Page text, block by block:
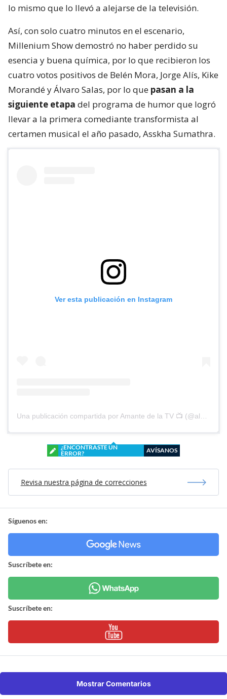
lo mismo que lo llevó a alejarse de la televisión.
Así, con solo cuatro minutos en el escenario,
Millenium Show demostró no haber perdido su
esencia y buena química, por lo que recibieron los
cuatro votos positivos de Belén Mora, Jorge Alís, Kike
Morandé y Álvaro Salas, por lo que pasan a la
siguiente etapa del programa de humor que logró
llevar a la primera comediante transformista al
certamen musical el año pasado, Asskha Sumathra.
Ver esta publicación en Instagram
Una publicación compartida por Amante de la TV 📺 (@alguien_te_observa)
¿ENCONTRASTE UN
ERROR?
AVÍSANOS
Revisa nuestra página de correcciones
Síguenos en:
Suscríbete en:
Suscríbete en:
Mostrar Comentarios